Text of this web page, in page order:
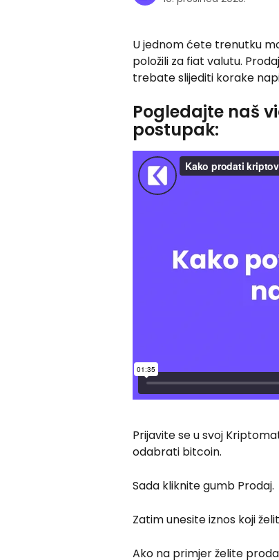
U jednom ćete trenutku
položili za fiat valutu.
trebate slijediti korake
Pogledajte naš
postupak:
Prijavite se u svoj
odabrati bitcoin.
Sada kliknite gumb Prodaj.
Zatim unesite iznos koji
Ako na primjer želite